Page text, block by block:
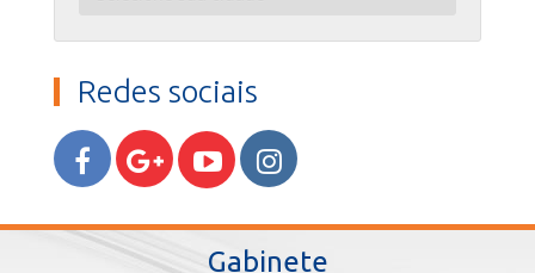
Redes sociais
Gabinete